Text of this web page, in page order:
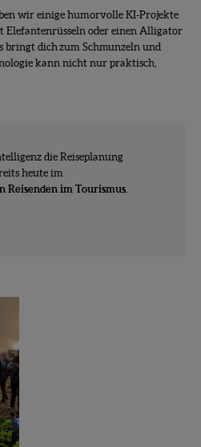
wir einige humorvolle KI-Projekte
oder einen Alligator
bringt dich zum Schmunzeln und
kann nicht nur praktisch,
die Reiseplanung
heute im
Reisenden im Tourismus.